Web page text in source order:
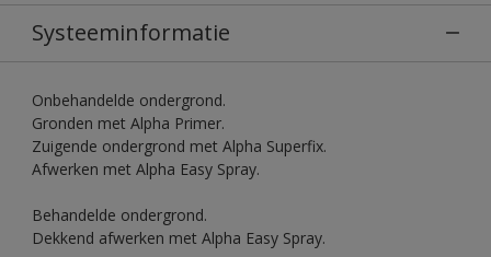
Systeeminformatie
Onbehandelde ondergrond.
Gronden met Alpha Primer.
Zuigende ondergrond met Alpha Superfix.
Afwerken met Alpha Easy Spray.
Behandelde ondergrond.
Dekkend afwerken met Alpha Easy Spray.